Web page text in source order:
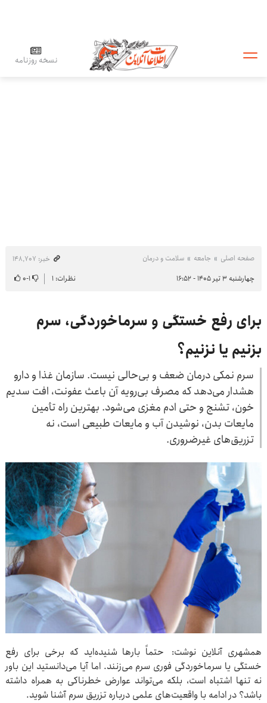
نسخه روزنامه
صفحه اصلی جامعه سلامت و درمان
خبر: ۱۴۸٬۷۰۷
چهارشنبه ۳ تیر ۱۴۰۵ - ۱۶:۵۲
نظرات: ۱ ۱-۰
برای رفع خستگی و سرماخوردگی، سرم
بزنیم یا نزنیم؟
سرم نمکی درمان ضعف و بی‌حالی نیست. سازمان غذا و دارو
هشدار می‌دهد که مصرف بی‌رویه آن باعث عفونت، افت سدیم
خون، تشنج و حتی ادم مغزی می‌شود. بهترین راه تأمین
مایعات بدن، نوشیدن آب و مایعات طبیعی است، نه
تزریق‌های غیرضروری.
همشهری آنلاین نوشت: حتماً بارها شنیده‌اید که برخی برای رفع
خستگی یا سرماخوردگی فوری سرم می‌زنند. اما آیا می‌دانستید این باور
نه تنها اشتباه است، بلکه می‌تواند عوارض خطرناکی به همراه داشته
باشد؟ در ادامه با واقعیت‌های علمی درباره تزریق سرم آشنا شوید.